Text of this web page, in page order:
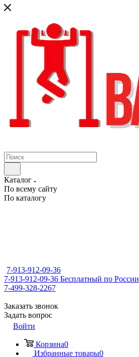
Каталог
По всему сайту
По каталогу
7-913-912-09-36
7-913-912-09-36 Бесплатный по России
7-499-328-2267
Заказать звонок
Задать вопрос
Войти
Корзина0
Избранные товары0